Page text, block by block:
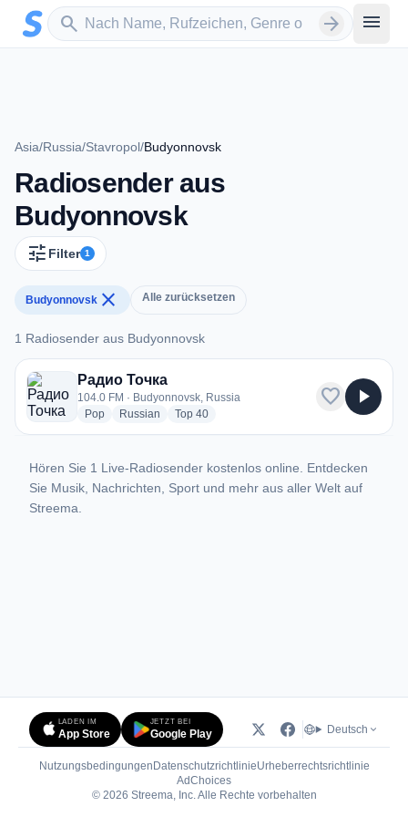
Zum Hauptinhalt springen
search
Sender suchen arrow_forward menu
Asia/Russia/Stavropol/Budyonnovsk
Radiosender aus
Budyonnovsk
tune Filter 1
Budyonnovsk close Alle zurücksetzen
1 Radiosender aus Budyonnovsk
1 Radiosender aus Budyonnovsk
Радио Точка
104.0 FM · Budyonnovsk, Russia
Popradio stations
Russian radio stations
Top 40radio stations
favorite play_arrow
Hören Sie 1 Live-Radiosender kostenlos online. Entdecken
Sie Musik, Nachrichten, Sport und mehr aus aller Welt auf
Streema.
LADEN IM
App Store
JETZT BEI
Google Play Deutsch
Nutzungsbedingungen DatenschutzrichtlinieUrheberrechtsrichtlinie
AdChoices(öffnet in neuem Tab)
© 2026 Streema, Inc. Alle Rechte vorbehalten